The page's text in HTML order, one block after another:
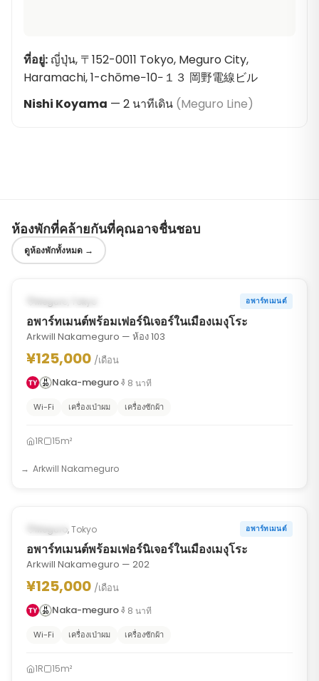
ที่อยู่: ญี่ปุ่น, 〒152-0011 Tokyo, Meguro City,
Haramachi, 1-chōme−10−１３ 岡野電線ビル
Nishi Koyama — 2 นาทีเดิน (Meguro Line)
ห้องพักที่คล้ายกันที่คุณอาจชื่นชอบ
ดูห้องพักทั้งหมด →
อาจพร้อมตั้งแต่ OCT 31, 2026
Meguro, Tokyo อพาร์ทเมนต์
อพาร์ทเมนต์พร้อมเฟอร์นิเจอร์ในเมืองเมงุโระ
Arkwill Nakameguro — ห้อง 103
¥125,000 /เดือน
Naka-meguro
8 นาที
Wi-Fi เครื่องเป่าผม เครื่องซักผ้า
1R 15m²
Arkwill Nakameguro
มีผู้เช่าอยู่
Meguro, Tokyo อพาร์ทเมนต์
อพาร์ทเมนต์พร้อมเฟอร์นิเจอร์ในเมืองเมงุโระ
Arkwill Nakameguro — 202
¥125,000 /เดือน
Naka-meguro
8 นาที
Wi-Fi เครื่องเป่าผม เครื่องซักผ้า
1R 15m²